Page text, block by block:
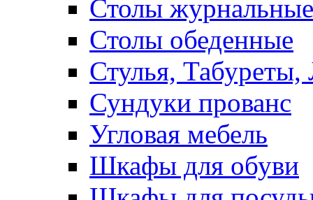
Столы журнальные
Столы обеденные
Стулья, Табуреты,
Сундуки прованс
Угловая мебель
Шкафы для обуви